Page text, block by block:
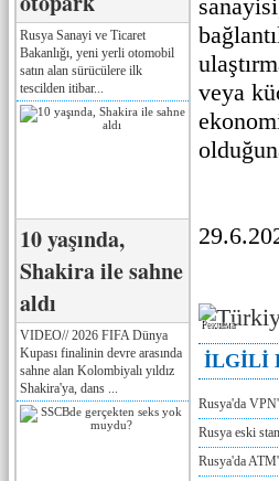
Rusya Sanayi ve Ticaret
Bakanlığı, yeni yerli otomobil
satın alan sürücülere ilk
tescilden itibar...
10 yaşında,
Shakira ile sahne
aldı
VIDEO// 2026 FIFA Dünya
Kupası finalinin devre arasında
sahne alan Kolombiyalı yıldız
Shakira'ya, dans ...
veya
Реклама
İLGİLİ
Rusya'da
Rusya eski
Rusya'da